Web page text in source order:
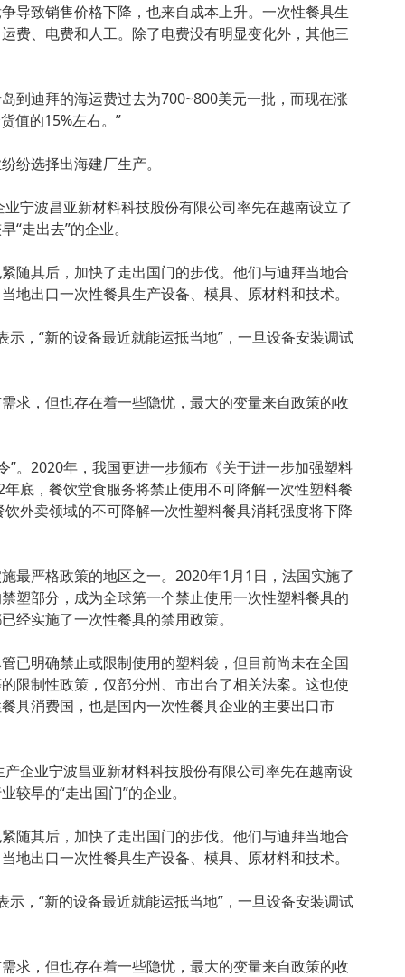
导致销售价格下降，也来自成本上升。一次性餐具生
费、电费和人工。除了电费没有明显变化外，其他三
到迪拜的海运费过去为700~800美元一批，而现在涨
值的15%左右。”
纷选择出海建厂生产。
宁波昌亚新材料科技股份有限公司率先在越南设立了
“走出去”的企业。
随其后，加快了走出国门的步伐。他们与迪拜当地合
地出口一次性餐具生产设备、模具、原材料和技术。
，“新的设备最近就能运抵当地”，一旦设备安装调试
求，但也存在着一些隐忧，最大的变量来自政策的收
”。2020年，我国更进一步颁布《关于进一步加强塑料
底，餐饮堂食服务将禁止使用不可降解一次性塑料餐
外卖领域的不可降解一次性塑料餐具消耗强度将下降
最严格政策的地区之一。2020年1月1日，法国实施了
塑部分，成为全球第一个禁止使用一次性塑料餐具的
经实施了一次性餐具的禁用政策。
已明确禁止或限制使用的塑料袋，但目前尚未在全国
限制性政策，仅部分州、市出台了相关法案。这也使
具消费国，也是国内一次性餐具企业的主要出口市
企业宁波昌亚新材料科技股份有限公司率先在越南设
较早的“走出国门”的企业。
随其后，加快了走出国门的步伐。他们与迪拜当地合
地出口一次性餐具生产设备、模具、原材料和技术。
，“新的设备最近就能运抵当地”，一旦设备安装调试
求，但也存在着一些隐忧，最大的变量来自政策的收